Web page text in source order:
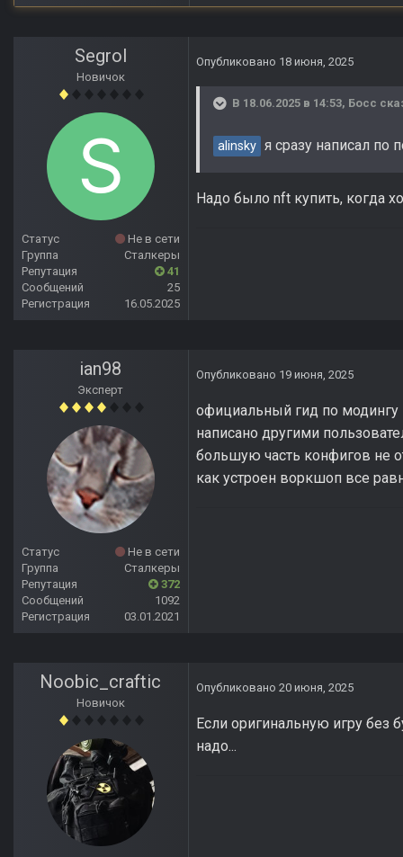
Segrol
Новичок
Статус
Не в сети
Группа
Сталкеры
Репутация
41
Сообщений
25
Регистрация
16.05.2025
Опубликовано 18 июня, 2025
В 18.06.2025 в 14:53, Босс
alinsky я сразу написал
Надо было nft купить, когда
ian98
Эксперт
Статус
Не в сети
Группа
Сталкеры
Репутация
372
Сообщений
1092
Регистрация
03.01.2021
Опубликовано 19 июня, 2025
официальный гид по модингу
написано другими
большую часть конфигов не
как устроен воркшоп все
Noobic_craftic
Новичок
Опубликовано 20 июня, 2025
Если оригинальную игру без
надо...